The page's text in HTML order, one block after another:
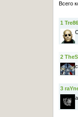
Всего
1 Tre86
2
3